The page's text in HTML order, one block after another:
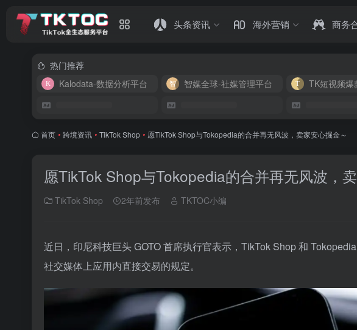
头条资讯 海外营销 商务
热门推荐
Kalodata-数据分析平台
智媒全球-社媒管理平台 TK短视频爆
首页 • 跨境资讯 • TikTok Shop • 愿TikTok Shop与Tokopedia的合并再无风波，卖家安心掘金～
愿TikTok Shop与Tokopedia的合并再无风波，
TikTok Shop 2年前发布 TKTOC小编
近日，印尼科技巨头 GOTO 首席执行官表示，TikTok Shop 和 Tokopedia
社交媒体上应用内直接交易的规定。